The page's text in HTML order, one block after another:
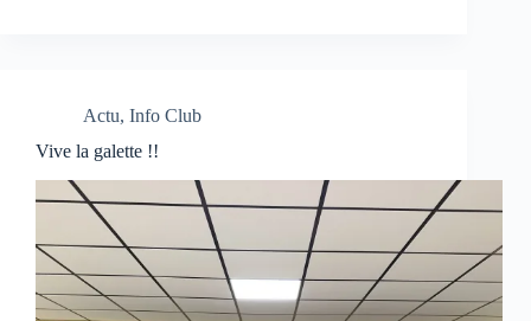
Actu, Info Club
Vive la galette !!